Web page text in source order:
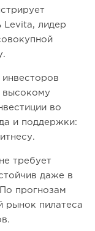
Levita, лидер
высокому
во
и поддержки:
требует
даже в
прогнозам
рынок пилатеса